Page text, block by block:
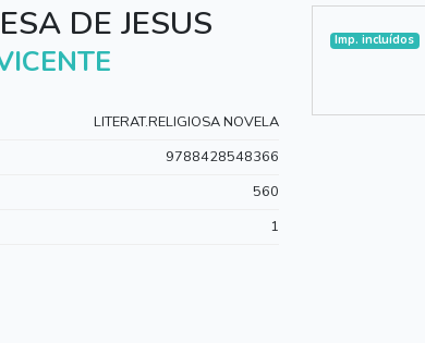
DE JESUS
LITERAT.RELIGIOSA NOVELA
9788428548366
560
1
Imp. incluídos